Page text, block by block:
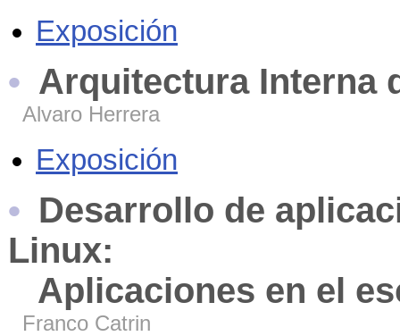
Exposición
Arquitectura Interna
Alvaro Herrera
Exposición
Desarrollo de
Linux:
Aplicaciones en el
Franco Catrin